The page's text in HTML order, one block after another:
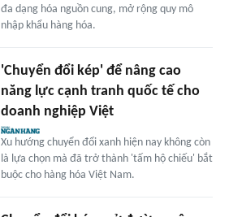
đa dạng hóa nguồn cung, mở rộng quy mô
nhập khẩu hàng hóa.
'Chuyển đổi kép' để nâng cao
năng lực cạnh tranh quốc tế cho
doanh nghiệp Việt
Xu hướng chuyển đổi xanh hiện nay không còn
là lựa chọn mà đã trở thành 'tấm hộ chiếu' bắt
buộc cho hàng hóa Việt Nam.